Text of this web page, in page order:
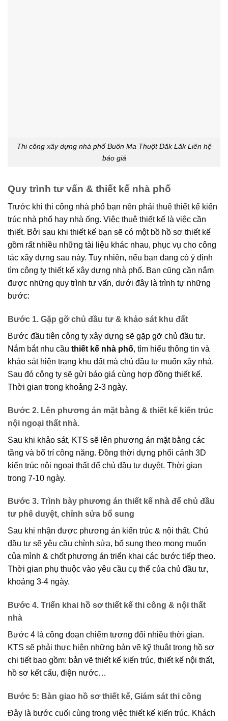
Thi công xây dựng nhà phố Buôn Ma Thuột Đăk Lăk Liên hệ
báo giá
Quy trình tư vấn & thiết kế nhà phố
Trước khi thi công nhà phố bạn nên phải thuê thiết kế kiến
trúc nhà phố hay nhà ống. Việc thuê thiết kế là việc cần
thiết. Bởi sau khi thiết kế bạn sẽ có một bồ hồ sơ thiết kế
gồm rất nhiều những tài liệu khác nhau, phục vụ cho công
tác xây dựng sau này. Tuy nhiên, nếu bạn đang có ý định
tìm công ty thiết kế xây dựng nhà phố. Bạn cũng cần nắm
được những quy trình tư vấn, dưới đây là trình tự những
bước:
Bước 1. Gặp gỡ chủ đầu tư & khảo sát khu đất
Bước đầu tiên công ty xây dựng sẽ gặp gỡ chủ đầu tư.
Nắm bắt nhu cầu thiết kế nhà phố, tìm hiểu thông tin và
khảo sát hiện trạng khu đất mà chủ đầu tư muốn xây nhà.
Sau đó công ty sẽ gửi báo giá cùng hợp đồng thiết kế.
Thời gian trong khoảng 2-3 ngày.
Bước 2. Lên phương án mặt bằng & thiết kế kiến trúc
nội ngoại thất nhà.
Sau khi khảo sát, KTS sẽ lên phương án mặt bằng các
tầng và bố trí công năng. Đồng thời dựng phối cảnh 3D
kiến trúc nội ngoại thất để chủ đầu tư duyệt. Thời gian
trong 7-10 ngày.
Bước 3. Trình bày phương án thiết kế nhà để chủ đầu
tư phê duyệt, chỉnh sửa bổ sung
Sau khi nhận được phương án kiến trúc & nội thất. Chủ
đầu tư sẽ yêu cầu chỉnh sửa, bổ sung theo mong muốn
của mình & chốt phương án triển khai các bước tiếp theo.
Thời gian phụ thuộc vào yêu cầu cụ thể của chủ đầu tư,
khoảng 3-4 ngày.
Bước 4. Triển khai hồ sơ thiết kế thi công & nội thất
nhà
Bước 4 là công đoạn chiếm tương đối nhiều thời gian.
KTS sẽ phải thực hiện những bản vẽ kỹ thuật trong hồ sơ
chi tiết bao gồm: bản vẽ thiết kế kiến trúc, thiết kế nội thất,
hồ sơ kết cấu, điện nước…
Bước 5: Bàn giao hồ sơ thiết kế, Giám sát thi công
Đây là bước cuối cùng trong việc thiết kế kiến trúc. Khách